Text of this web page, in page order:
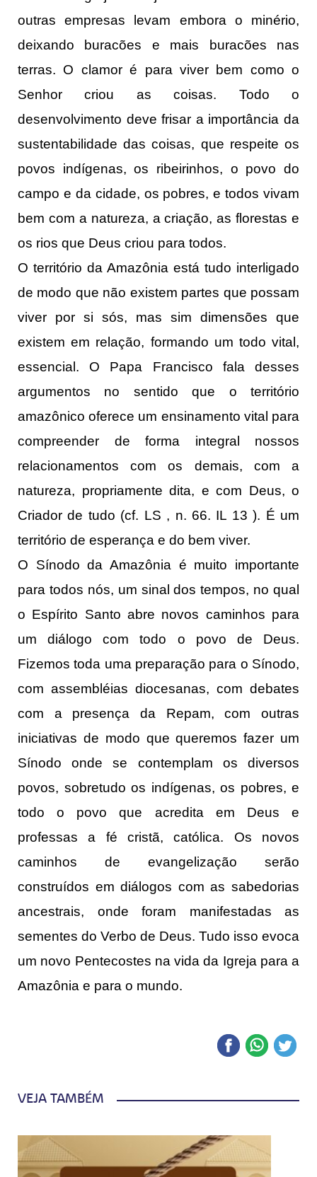
outras empresas levam embora o minério,
deixando buracões e mais buracões nas
terras. O clamor é para viver bem como o
Senhor criou as coisas. Todo o
desenvolvimento deve frisar a importância da
sustentabilidade das coisas, que respeite os
povos indígenas, os ribeirinhos, o povo do
campo e da cidade, os pobres, e todos vivam
bem com a natureza, a criação, as florestas e
os rios que Deus criou para todos.
O território da Amazônia está tudo interligado
de modo que não existem partes que possam
viver por si sós, mas sim dimensões que
existem em relação, formando um todo vital,
essencial. O Papa Francisco fala desses
argumentos no sentido que o território
amazônico oferece um ensinamento vital para
compreender de forma integral nossos
relacionamentos com os demais, com a
natureza, propriamente dita, e com Deus, o
Criador de tudo (cf. LS , n. 66. IL 13 ). É um
território de esperança e do bem viver.
O Sínodo da Amazônia é muito importante
para todos nós, um sinal dos tempos, no qual
o Espírito Santo abre novos caminhos para
um diálogo com todo o povo de Deus.
Fizemos toda uma preparação para o Sínodo,
com assembléias diocesanas, com debates
com a presença da Repam, com outras
iniciativas de modo que queremos fazer um
Sínodo onde se contemplam os diversos
povos, sobretudo os indígenas, os pobres, e
todo o povo que acredita em Deus e
professas a fé cristã, católica. Os novos
caminhos de evangelização serão
construídos em diálogos com as sabedorias
ancestrais, onde foram manifestadas as
sementes do Verbo de Deus. Tudo isso evoca
um novo Pentecostes na vida da Igreja para a
Amazônia e para o mundo.
VEJA TAMBÉM